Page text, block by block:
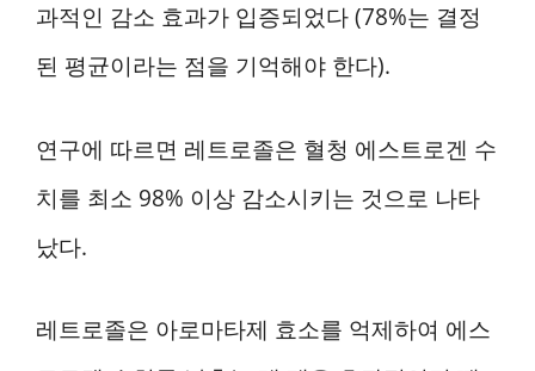
과적인 감소 효과가 입증되었다 (78%는 결정
된 평균이라는 점을 기억해야 한다).
연구에 따르면 레트로졸은 혈청 에스트로겐 수
치를 최소 98% 이상 감소시키는 것으로 나타
났다.
레트로졸은 아로마타제 효소를 억제하여 에스